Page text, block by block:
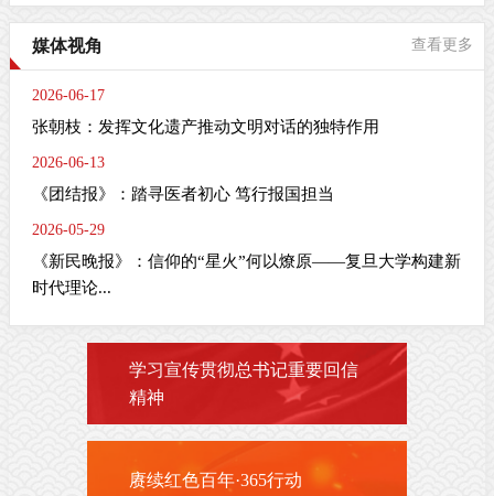
媒体视角 查看更多
2026-06-17
张朝枝：发挥文化遗产推动文明对话的独特作用
2026-06-13
《团结报》：踏寻医者初心 笃行报国担当
2026-05-29
《新民晚报》：信仰的“星火”何以燎原——复旦大学构建新
时代理论...
学习宣传贯彻总书记重要回信
精神
赓续红色百年·365行动